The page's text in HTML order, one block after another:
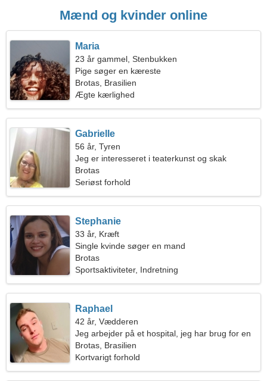
Mænd og kvinder online
Maria
23 år gammel, Stenbukken
Pige søger en kæreste
Brotas, Brasilien
Ægte kærlighed
Gabrielle
56 år, Tyren
Jeg er interesseret i teaterkunst og skak
Brotas
Seriøst forhold
Stephanie
33 år, Kræft
Single kvinde søger en mand
Brotas
Sportsaktiviteter, Indretning
Raphael
42 år, Vædderen
Jeg arbejder på et hospital, jeg har brug for en
ekstraordinær kvinde
Brotas, Brasilien
Kortvarigt forhold